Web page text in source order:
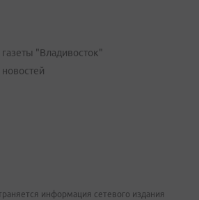
"Владивосток"
информация сетевого издания